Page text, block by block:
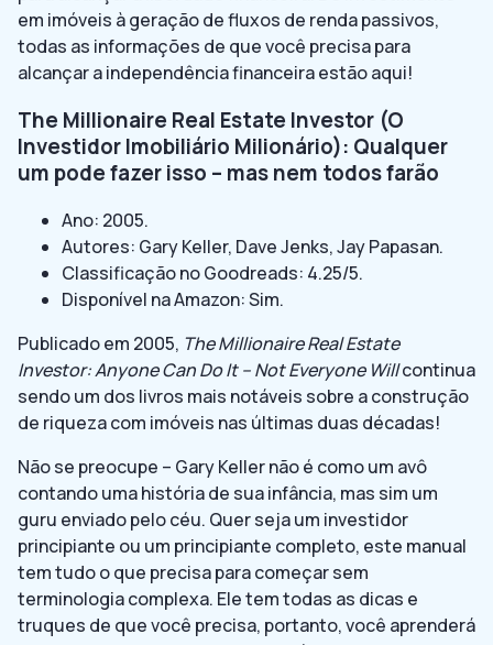
em imóveis à geração de fluxos de renda passivos,
todas as informações de que você precisa para
alcançar a independência financeira estão aqui!
The Millionaire Real Estate Investor (O
Investidor Imobiliário Milionário): Qualquer
um pode fazer isso – mas nem todos farão
Ano: 2005.
Autores: Gary Keller, Dave Jenks, Jay Papasan.
Classificação no Goodreads: 4.25/5.
Disponível na Amazon: Sim.
Publicado em 2005, The Millionaire Real Estate
Investor: Anyone Can Do It – Not Everyone Willcontinua
sendo um dos livros mais notáveis sobre a construção
de riqueza com imóveis nas últimas duas décadas!
Não se preocupe – Gary Keller não é como um avô
contando uma história de sua infância, mas sim um
guru enviado pelo céu. Quer seja um investidor
principiante ou um principiante completo, este manual
tem tudo o que precisa para começar sem
terminologia complexa. Ele tem todas as dicas e
truques de que você precisa, portanto, você aprenderá